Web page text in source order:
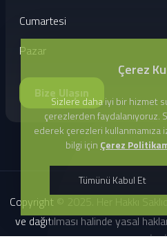
Cumartesi
Pazar
Bize Ulaşın
Copyright © 2025. Her Hakkı
ve dağıtılması halinde yasal
Çerez
Sizlere daha iyi bir hizmet
çerezlerden faydalanıyoruz.
ederek çerezleri kullanmamıza
bilgi için Çerez
Tümünü Kabul Et